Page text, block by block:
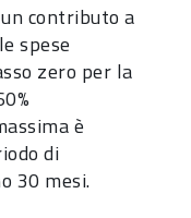
contributo a
spese
zero per la
è
di
30 mesi.